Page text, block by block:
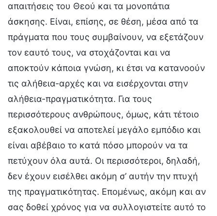
απαιτήσεις του Θεού και τα μονοπάτια
άσκησης. Είναι, επίσης, σε θέση, μέσα από τα
πράγματα που τους συμβαίνουν, να εξετάζουν
τον εαυτό τους, να στοχάζονται και να
αποκτούν κάποια γνώση, κι έτσι να κατανοούν
τις αλήθεια-αρχές και να εισέρχονται στην
αλήθεια-πραγματικότητα. Για τους
περισσότερους ανθρώπους, όμως, κάτι τέτοιο
εξακολουθεί να αποτελεί μεγάλο εμπόδιο και
είναι αβέβαιο το κατά πόσο μπορούν να τα
πετύχουν όλα αυτά. Οι περισσότεροι, δηλαδή,
δεν έχουν εισέλθει ακόμη σ’ αυτήν την πτυχή
της πραγματικότητας. Επομένως, ακόμη και αν
σας δοθεί χρόνος για να συλλογιστείτε αυτό το